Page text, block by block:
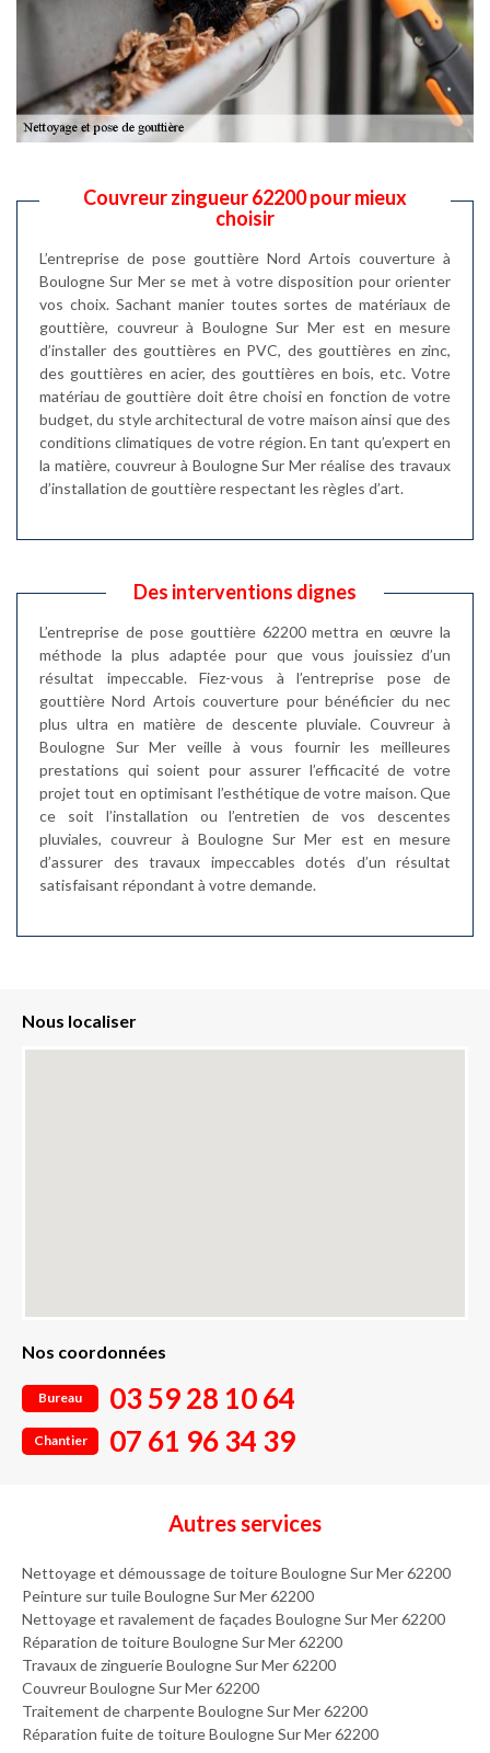
Couvreur zingueur 62200 pour mieux
choisir
L’entreprise de pose gouttière Nord Artois couverture à
Boulogne Sur Mer se met à votre disposition pour orienter
vos choix. Sachant manier toutes sortes de matériaux de
gouttière, couvreur à Boulogne Sur Mer est en mesure
d’installer des gouttières en PVC, des gouttières en zinc,
des gouttières en acier, des gouttières en bois, etc. Votre
matériau de gouttière doit être choisi en fonction de votre
budget, du style architectural de votre maison ainsi que des
conditions climatiques de votre région. En tant qu’expert en
la matière, couvreur à Boulogne Sur Mer réalise des travaux
d’installation de gouttière respectant les règles d’art.
Des interventions dignes
L’entreprise de pose gouttière 62200 mettra en œuvre la
méthode la plus adaptée pour que vous jouissiez d’un
résultat impeccable. Fiez-vous à l’entreprise pose de
gouttière Nord Artois couverture pour bénéficier du nec
plus ultra en matière de descente pluviale. Couvreur à
Boulogne Sur Mer veille à vous fournir les meilleures
prestations qui soient pour assurer l’efficacité de votre
projet tout en optimisant l’esthétique de votre maison. Que
ce soit l’installation ou l’entretien de vos descentes
pluviales, couvreur à Boulogne Sur Mer est en mesure
d’assurer des travaux impeccables dotés d’un résultat
satisfaisant répondant à votre demande.
Nous localiser
Nos coordonnées
Bureau 03 59 28 10 64
Chantier 07 61 96 34 39
Autres services
Nettoyage et démoussage de toiture Boulogne Sur Mer 62200
Peinture sur tuile Boulogne Sur Mer 62200
Nettoyage et ravalement de façades Boulogne Sur Mer 62200
Réparation de toiture Boulogne Sur Mer 62200
Travaux de zinguerie Boulogne Sur Mer 62200
Couvreur Boulogne Sur Mer 62200
Traitement de charpente Boulogne Sur Mer 62200
Réparation fuite de toiture Boulogne Sur Mer 62200